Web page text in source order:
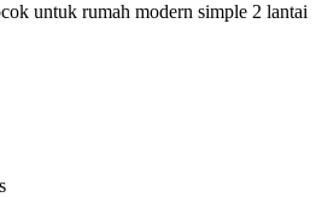
untuk rumah modern simple 2 lantai